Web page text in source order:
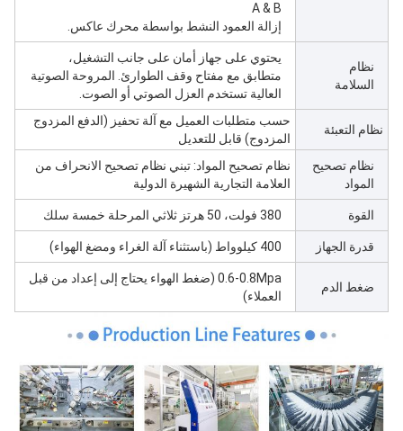
A & B
إزالة العمود النشط بواسطة محرك عاكس.
نظام
السلامة
يحتوي على جهاز أمان على جانب التشغيل،
متطابق مع مفتاح وقف الطوارئ. المروحة الصوتية
العالية تستخدم العزل الصوتي أو الصوت.
نظام التعبئة
حسب متطلبات العميل مع آلة تحفيز (الدفع المزدوج
المزدوج) قابل للتعديل
نظام تصحيح
المواد
نظام تصحيح المواد: تبني نظام تصحيح الانحراف من
العلامة التجارية الشهيرة الدولية
القوة 380 فولت، 50 هرتز ثلاثي المرحلة خمسة سلك
قدرة الجهاز 400 كيلوواط (باستثناء آلة الغراء ومضغ الهواء)
ضغط الدم
0.6-0.8Mpa (ضغط الهواء يحتاج إلى إعداد من قبل
العملاء)